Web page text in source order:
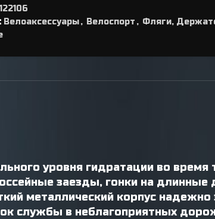
Велоаксессуары, Велоспорт , Фляги,
уровня гидратации во время
заезды, гонки на длинные
металлический корпус
службы в неблагоприятных